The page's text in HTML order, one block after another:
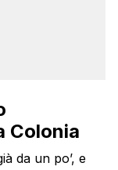
Colonia
da un po’, e